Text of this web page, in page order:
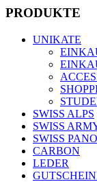
weist
Varianten
auf.
Optionen
können
der
Produktseite
gewählt
werden
PRODUKTE
UNIKATE
SWISS ALPS
SWISS
SWISS
CARBON
LEDER